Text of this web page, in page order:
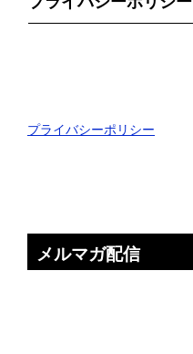
プライバシーポリシー
メルマガ配信